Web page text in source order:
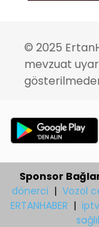
© 2025
mevzuat
Sponsor
dönerci | Vozol
ERTANHABER |